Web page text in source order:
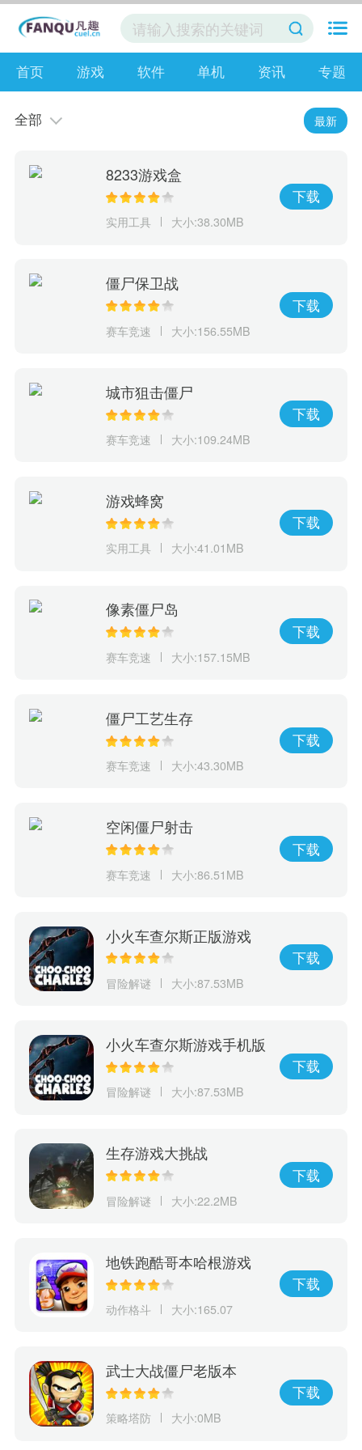
首页 游戏 软件 单机 资讯 专题
全部 最新
8233游戏盒
实用工具 大小:38.30MB
下载
僵尸保卫战
赛车竞速 大小:156.55MB
下载
城市狙击僵尸
赛车竞速 大小:109.24MB
下载
游戏蜂窝
实用工具 大小:41.01MB
下载
像素僵尸岛
赛车竞速 大小:157.15MB
下载
僵尸工艺生存
赛车竞速 大小:43.30MB
下载
空闲僵尸射击
赛车竞速 大小:86.51MB
下载
小火车查尔斯正版游戏
冒险解谜 大小:87.53MB
下载
小火车查尔斯游戏手机版
冒险解谜 大小:87.53MB
下载
生存游戏大挑战
冒险解谜 大小:22.2MB
下载
地铁跑酷哥本哈根游戏
动作格斗 大小:165.07
下载
武士大战僵尸老版本
策略塔防 大小:0MB
下载